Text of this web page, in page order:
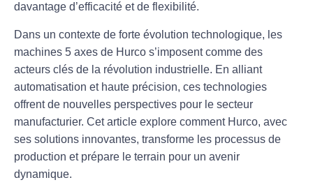
davantage d’efficacité et de flexibilité.
Dans un contexte de forte évolution technologique, les
machines 5 axes de Hurco s’imposent comme des
acteurs clés de la révolution industrielle. En alliant
automatisation et haute précision, ces technologies
offrent de nouvelles perspectives pour le secteur
manufacturier. Cet article explore comment Hurco, avec
ses solutions innovantes, transforme les processus de
production et prépare le terrain pour un avenir
dynamique.